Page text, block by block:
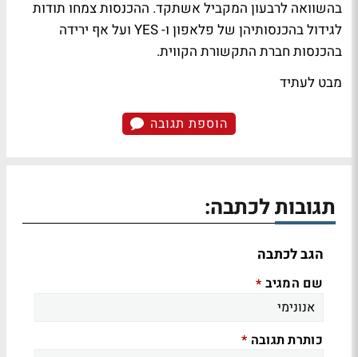
בהשוואה לרבעון המקביל אשתקד. ההכנסות צמחו תודות
לגידול בהכנסותיהן של פלאפון ו- YES ועל אף ירידה
בהכנסות חברת התקשורת הקווית.
מבט לעתיד
הוספת תגובה
תגובות לכתבה:
הגב לכתבה
שם המגיב *
כותרת תגובה *